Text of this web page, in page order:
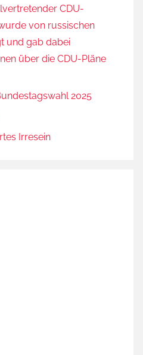
CDU-
von russischen
und gab dabei
über die CDU-Pläne
2025
Irresein